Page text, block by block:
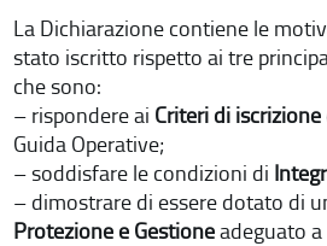
La Dichiarazione contiene le
stato iscritto rispetto ai tre
che sono:
– rispondere ai Criteri di iscrizione
Guida Operative;
– soddisfare le condizioni di
– dimostrare di essere dotato di
Protezione e Gestioneadeguato